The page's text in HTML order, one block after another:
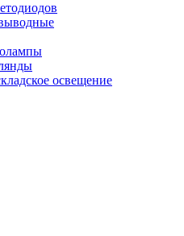
освещение